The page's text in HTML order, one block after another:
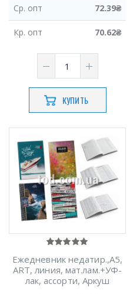
Ср. опт 72.39₴
Кр. опт 70.62₴
КУПИТЬ
Ежедневник недатир.,А5,
ART, линия, мат.лам.+УФ-
лак, ассорти, Аркуш